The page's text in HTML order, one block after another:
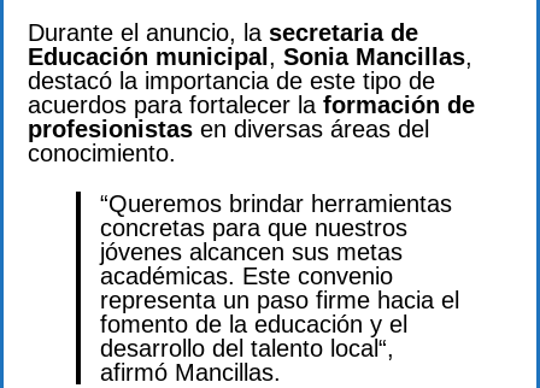
Durante el anuncio, la secretaria de
Educación municipal , Sonia Mancillas,
destacó la importancia de este tipo de
acuerdos para fortalecer la formación de
profesionistas en diversas áreas del
conocimiento.
“Queremos brindar herramientas
concretas para que nuestros
jóvenes alcancen sus metas
académicas. Este convenio
representa un paso firme hacia el
fomento de la educación y el
desarrollo del talento local“,
afirmó Mancillas.